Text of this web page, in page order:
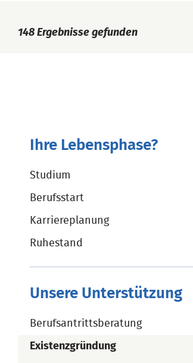
148 Ergebnisse gefunden
Ihre Lebensphase?
Studium
Berufsstart
Karriereplanung
Ruhestand
Unsere Unterstützung
Berufsantrittsberatung
Existenzgründung